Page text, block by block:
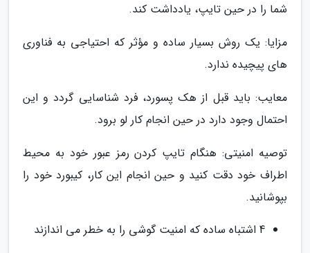
شما را در حین تایپ، یادداشت کند.
مزایا: یک روش بسیار ساده و مؤثر که احتیاجی به فناوری
های پیچیده ندارد.
معایب: باید قبل از هک پسورد، فرد شناسایی گردد و این
احتمال وجود دارد در حین انجام کار لو برود.
توصیه امنیتی: هنگام تایپ کردن رمز عبور خود به محیط
اطراف خود دقت کنید و حین انجام این کار، کیبورد خود را
بپوشانید.
4 اشتباه ساده که امنیت گوشی را به خطر می اندازند